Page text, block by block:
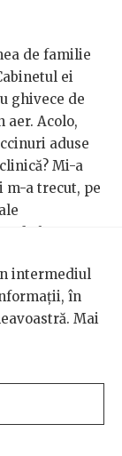
de familie
ei
ghivece de
aer. Acolo,
aduse
Mi-a
m-a trecut, pe
lor, să
în farmacii.
pe care
întâi
bebeluș?“ – și
intermediul
în
Mai